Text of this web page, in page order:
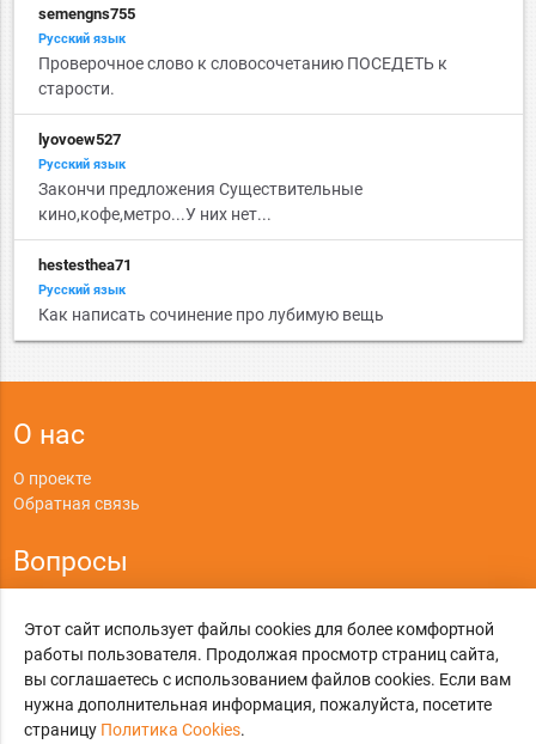
semengns755
Русский язык
Проверочное слово к словосочетанию ПОСЕДЕТЬ к
старости.
lyovoew527
Русский язык
Закончи предложения Существительные
кино,кофе,метро...У них нет...
hestesthea71
Русский язык
Как написать сочинение про лубимую вещь
О нас
О проекте
Обратная связь
Вопросы
Политика конфиденциальности
©Online-Otvet.ru, 2012-2026
Этот сайт использует cookiesПолитика Cookies
Этот сайт использует файлы cookies для более комфортной
работы пользователя. Продолжая просмотр страниц сайта,
вы соглашаетесь с использованием файлов cookies. Если вам
нужна дополнительная информация, пожалуйста, посетите
страницу Политика Cookies.